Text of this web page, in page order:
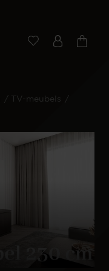
/ TV-meubels /